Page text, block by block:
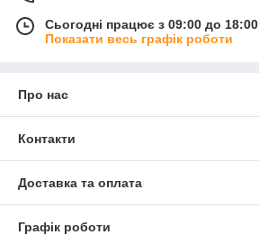
Сьогодні працює з 09:00 до 18:00
Показати весь графік роботи
Про нас
Контакти
Доставка та оплата
Графік роботи